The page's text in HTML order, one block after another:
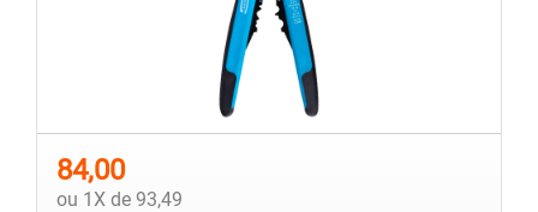
84,00
ou 1X de 93,49